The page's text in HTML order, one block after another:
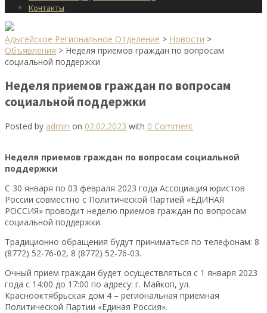
Контакты
Адыгейское Региональное Отделение > Новости >
Объявления > Неделя приемов граждан по вопросам
социальной поддержки
Неделя приемов граждан по вопросам
социальной поддержки
Posted by admin on 02.02.2023 with 0 Comment
Неделя приемов граждан по вопросам социальной
поддержки
С 30 января по 03 февраля 2023 года Ассоциация юристов
России совместно с Политической Партией «ЕДИНАЯ
РОССИЯ» проводит неделю приемов граждан по вопросам
социальной поддержки.
Традиционно обращения будут приниматься по телефонам: 8
(8772) 52-76-02, 8 (8772) 52-76-03.
Очный прием граждан будет осуществляться с 1 января 2023
года с 14:00 до 17:00 по адресу: г. Майкоп, ул.
Краснооктябрьская дом 4 – региональная приемная
Политической Партии «Единая Россия».